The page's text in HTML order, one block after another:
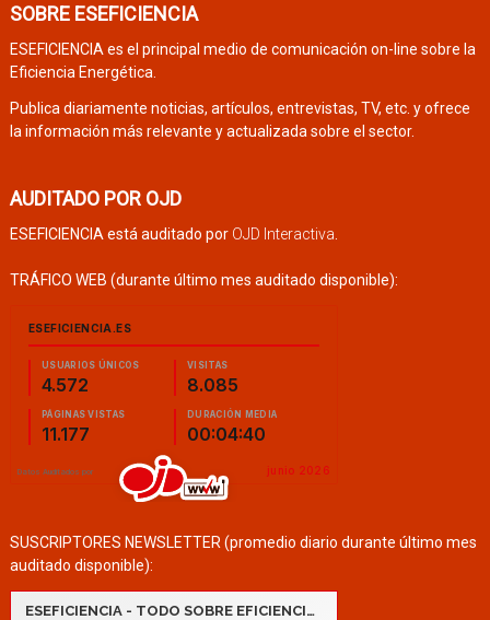
SOBRE ESEFICIENCIA
ESEFICIENCIA es el principal medio de comunicación on-line sobre la
Eficiencia Energética.
Publica diariamente noticias, artículos, entrevistas, TV, etc. y ofrece
la información más relevante y actualizada sobre el sector.
AUDITADO POR OJD
ESEFICIENCIA está auditado por OJD Interactiva
TRÁFICO WEB (durante último mes auditado disponible):
SUSCRIPTORES NEWSLETTER (promedio diario durante último mes
auditado disponible):